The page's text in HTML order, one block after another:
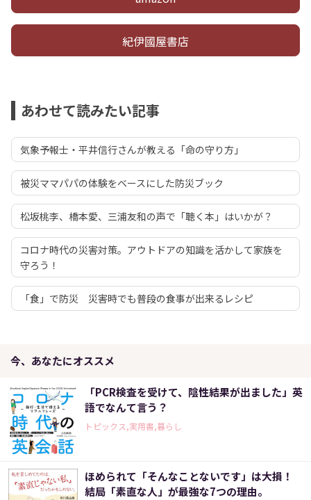
紀伊國屋書店
あわせて読みたい記事
気象予報士・平井信行さんが教える「命の守り方」
被災ママパパの体験をベースにした防災ブック
松坂桃李、橋本愛、三浦友和の声で「聴く本」はいかが？
コロナ時代の災害対策。アウトドアの知識を活かして家族を
守ろう！
「食」で防災 災害時でも普段の食事が出来るレシピ
今、あなたにオススメ
「PCR検査を受けて、陰性結果が出ました」英
語でなんて言う？
トピックス,実用書,暮らし
ほめられて「そんなことないです」は大損！
結局「素直な人」が最強な7つの理由。